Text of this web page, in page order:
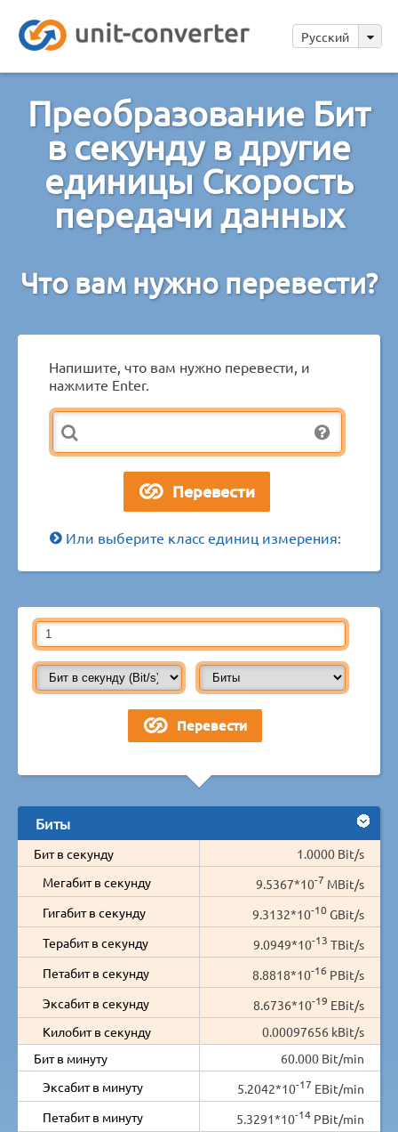
Русский
Преобразование Бит
в секунду в другие
единицы Скорость
передачи данных
Что вам нужно перевести?
Напишите, что вам нужно перевести, и
нажмите Enter.
Или выберите класс единиц измерения:
Биты
Бит в секунду
1.0000 Bit/s
Мегабит в секунду
9.5367*10-7 MBit/s
Гигабит в секунду
9.3132*10-10 GBit/s
Терабит в секунду
9.0949*10-13 TBit/s
Петабит в секунду
8.8818*10-16 PBit/s
Эксабит в секунду
8.6736*10-19 EBit/s
Килобит в секунду
0.00097656 kBit/s
Бит в минуту
60.000 Bit/min
Эксабит в минуту
5.2042*10-17 EBit/min
Петабит в минуту
5.3291*10-14 PBit/min